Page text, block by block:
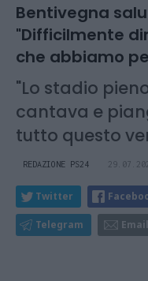
Bentivegna
"Difficilmente
che abbiamo
"Lo stadio
cantava e
tutto questo
REDAZIONE PS24
Twitter
Telegram Email